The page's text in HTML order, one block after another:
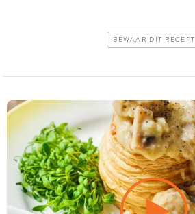
BEWAAR DIT RECEPT